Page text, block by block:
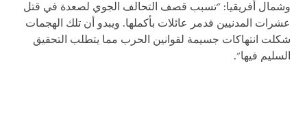
وشمال أفريقيا: "تسبب قصف التحالف الجوي لصعدة في قتل
عشرات المدنيين فدمر عائلات بأكملها. ويبدو أن تلك الهجمات
شكلت انتهاكات جسيمة لقوانين الحرب مما يتطلب التحقيق
السليم فيها".